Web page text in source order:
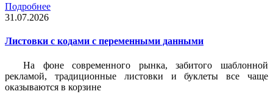
Подробнее
31.07.2026
Листовки c кодами с переменными данными
На фоне современного рынка, забитого шаблонной
рекламой, традиционные листовки и буклеты все чаще
оказываются в корзине